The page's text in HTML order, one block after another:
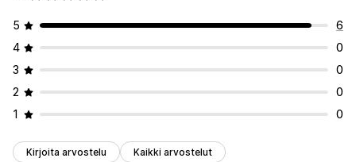
5
6
4
0
3
0
2
0
1
0
Kirjoita arvostelu Kaikki arvostelut